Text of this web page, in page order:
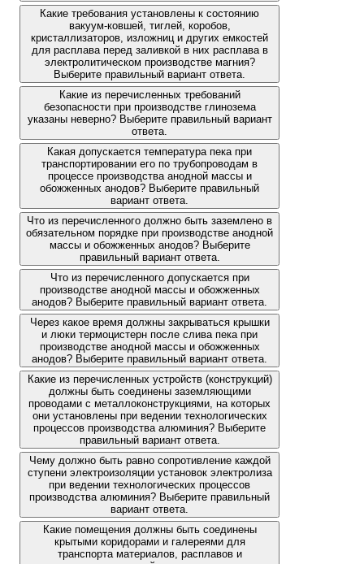
Какие требования установлены к состоянию
вакуум-ковшей, тиглей, коробов,
кристаллизаторов, изложниц и других емкостей
для расплава перед заливкой в них расплава в
электролитическом производстве магния?
Выберите правильный вариант ответа.
Какие из перечисленных требований
безопасности при производстве глинозема
указаны неверно? Выберите правильный вариант
ответа.
Какая допускается температура пека при
транспортировании его по трубопроводам в
процессе производства анодной массы и
обожженных анодов? Выберите правильный
вариант ответа.
Что из перечисленного должно быть заземлено в
обязательном порядке при производстве анодной
массы и обожженных анодов? Выберите
правильный вариант ответа.
Что из перечисленного допускается при
производстве анодной массы и обожженных
анодов? Выберите правильный вариант ответа.
Через какое время должны закрываться крышки
и люки термоцистерн после слива пека при
производстве анодной массы и обожженных
анодов? Выберите правильный вариант ответа.
Какие из перечисленных устройств (конструкций)
должны быть соединены заземляющими
проводами с металлоконструкциями, на которых
они установлены при ведении технологических
процессов производства алюминия? Выберите
правильный вариант ответа.
Чему должно быть равно сопротивление каждой
ступени электроизоляции установок электролиза
при ведении технологических процессов
производства алюминия? Выберите правильный
вариант ответа.
Какие помещения должны быть соединены
крытыми коридорами и галереями для
транспорта материалов, расплавов и